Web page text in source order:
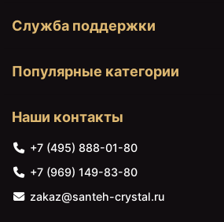
Служба поддержки
Популярные категории
Наши контакты
+7 (495) 888-01-80
+7 (969) 149-83-80
zakaz@santeh-crystal.ru